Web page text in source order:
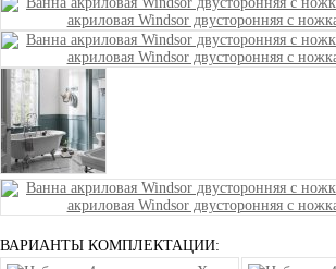
ВАРИАНТЫ КОМПЛЕКТАЦИИ: